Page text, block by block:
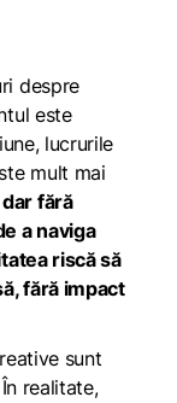
despre
este
lucrurile
mult mai
fără
a naviga
riscă să
fără impact
sunt
realitate,